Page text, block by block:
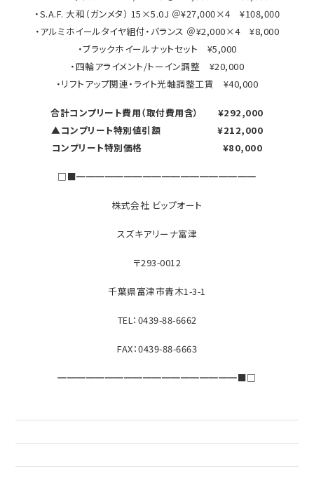
・S.A.F. 大和（ガンメタ） 15×5.0J ＠¥27,000×4 ¥108,000
・アルミホイールタイヤ組付・バランス ＠¥2,000×4 ¥8,000
・ブラックホイールナットセット ¥5,000
・四輪アライメント/トーイン調整 ¥20,000
・リフトアップ関連・ライト光軸調整工賃 ¥40,000
合計コンプリート費用（取付費用含） ¥292,000
▲コンプリート特別値引額 ¥212,000
コンプリート特別価格 ¥80,000
□■━━━━━━━━━━━━━━━━━━━
株式会社 ビップオート
スズキアリーナ富津
〒293-0012
千葉県富津市青木1-3-1
TEL：0439-88-6662
FAX：0439-88-6663
━━━━━━━━━━━━━━━━━━━■□